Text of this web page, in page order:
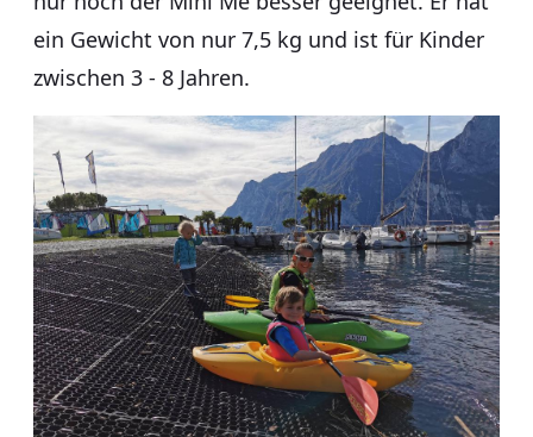
ein Gewicht von nur 7,5 kg und ist für Kinder
zwischen 3 - 8 Jahren.